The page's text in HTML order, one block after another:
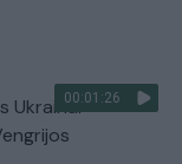
00:01:26
Ukrainai